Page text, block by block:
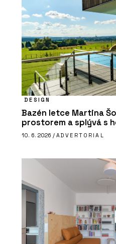
DESIGN
Bazén letce Martina
prostorem a splývá s
10. 6. 2026 / ADVERTORIAL